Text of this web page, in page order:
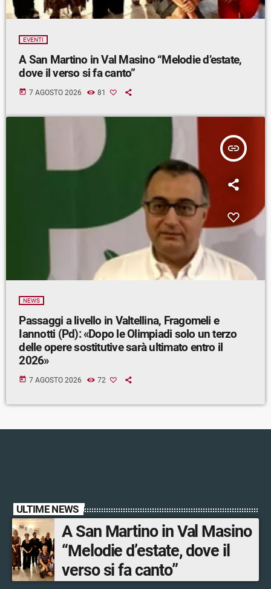
EVENTI
A San Martino in Val Masino “Melodie d’estate,
dove il verso si fa canto”
today 7 AGOSTO 2026 81
insert_link
NEWS
Passaggi a livello in Valtellina, Fragomeli e
Iannotti (Pd): «Dopo le Olimpiadi solo un terzo
delle opere sostitutive sarà ultimato entro il
2026»
today 7 AGOSTO 2026 72
ULTIME NEWS
A San Martino in Val Masino
“Melodie d’estate, dove il
verso si fa canto”